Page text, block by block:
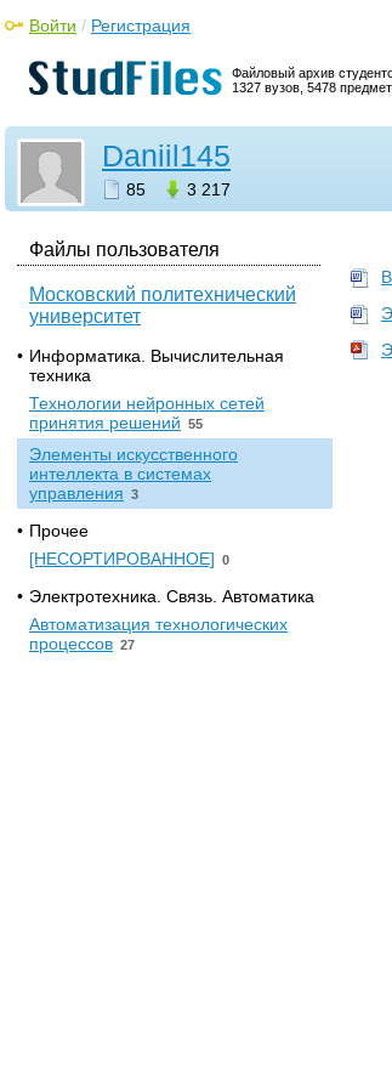
Файловый архив
1327 вузов, 5478
Войти / Регистрация
Daniil145
85 3 217
Файлы пользователя
Московский политехнический
университет
• Информатика. Вычислительная
техника
Технологии нейронных сетей
принятия решений 55
Элементы искусственного
интеллекта в системах
управления 3
• Прочее
[НЕСОРТИРОВАННОЕ] 0
• Электротехника. Связь. Автоматика
Автоматизация технологических
процессов 27